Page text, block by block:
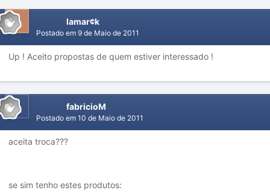
lamar¢k
Postado em 9 de Maio de 2011
Up ! Aceito propostas de quem estiver interessado !
fabricioM
Postado em 10 de Maio de 2011
aceita troca???
se sim tenho estes produtos: